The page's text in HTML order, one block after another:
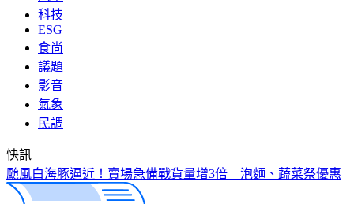
科技
ESG
食尚
議題
影音
氣象
民調
快訊
颱風白海豚逼近！賣場急備戰貨量增3倍 泡麵、蔬菜祭優惠